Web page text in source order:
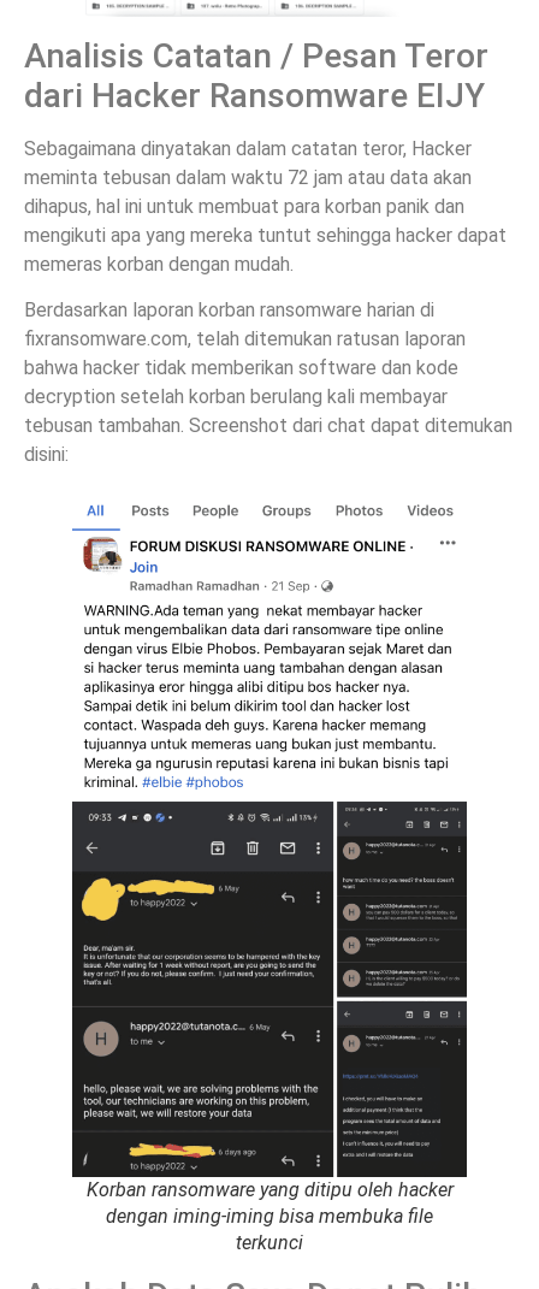
Analisis Catatan / Pesan Teror
dari Hacker Ransomware EIJY
Sebagaimana dinyatakan dalam catatan teror, Hacker
meminta tebusan dalam waktu 72 jam atau data akan
dihapus, hal ini untuk membuat para korban panik dan
mengikuti apa yang mereka tuntut sehingga hacker dapat
memeras korban dengan mudah.
Berdasarkan laporan korban ransomware harian di
fixransomware.com, telah ditemukan ratusan laporan
bahwa hacker tidak memberikan software dan kode
decryption setelah korban berulang kali membayar
tebusan tambahan. Screenshot dari chat dapat ditemukan
disini:
Korban ransomware yang ditipu oleh hacker
dengan iming-iming bisa membuka file
terkunci